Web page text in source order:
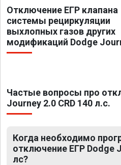
Отключение ЕГР клапана
системы рециркуляции
выхлопных газов других
модификаций Dodge
Частые вопросы про
Journey 2.0 CRD 140 л.с.
Когда необходимо
отключение ЕГР Dodge
лс?